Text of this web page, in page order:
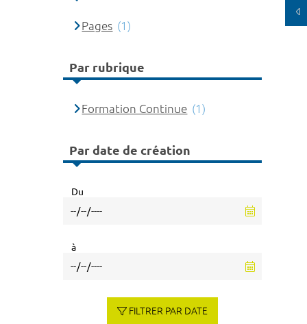
Pages (1)
Par rubrique
Formation Continue (1)
Par date de création
Du
à
FILTRER PAR DATE